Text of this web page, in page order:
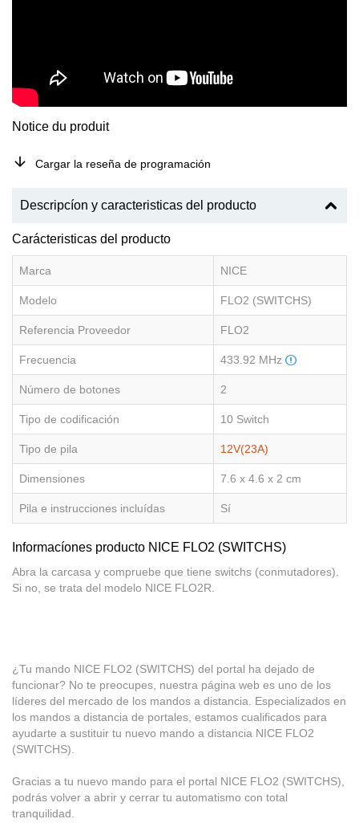
Notice du produit
Cargar la reseña de programación
Descripcíon y caracteristicas del producto
Carácteristicas del producto
Marca NICE
Modelo FLO2 (SWITCHS)
Referencia Proveedor FLO2
Frecuencia 433.92 MHz
Número de botones 2
Tipo de codificación 10 Switch
Tipo de pila 12V(23A)
Dimensiones 7.6 x 4.6 x 2 cm
Pila e instrucciones incluídas Sí
Informacíones producto NICE FLO2 (SWITCHS)
Abra la carcasa y compruebe que tiene switchs (conmutadores).
Si no, se trata del modelo NICE FLO2R.
¿Tu mando NICE FLO2 (SWITCHS) del portal ha dejado de
funcionar? No te preocupes, nuestra página web es uno de los
líderes del mercado de los mandos a distancia. Especializados en
los mandos a distancia de portales, estamos cualificados para
ayudarte a sustituir tu nuevo mando a distancia NICE FLO2
(SWITCHS).
Gracias a tu nuevo mando para el portal NICE FLO2 (SWITCHS),
podrás volver a abrir y cerrar tu automatismo con total
tranquilidad.